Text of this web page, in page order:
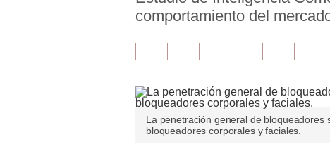
comportamiento del
La penetración general de bloqueadores
bloqueadores corporales y faciales.